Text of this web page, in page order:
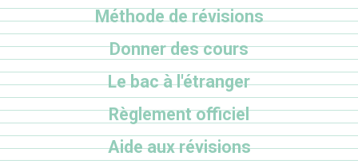
Méthode de révisions
Donner des cours
Le bac à l'étranger
Règlement officiel
Aide aux révisions